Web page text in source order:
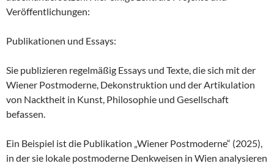
Veröffentlichungen:
Publikationen und Essays:
Sie publizieren regelmäßig Essays und Texte, die sich mit der
Wiener Postmoderne, Dekonstruktion und der Artikulation
von Nacktheit in Kunst, Philosophie und Gesellschaft
befassen.
Ein Beispiel ist die Publikation „Wiener Postmoderne“ (2025),
in der sie lokale postmoderne Denkweisen in Wien analysieren